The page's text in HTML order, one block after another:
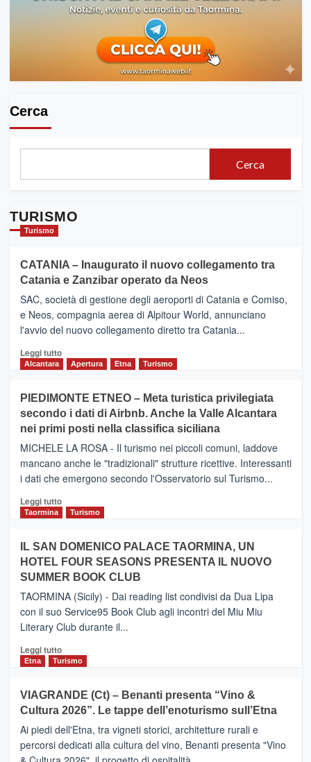
Cerca
Cerca
TURISMO
Turismo
CATANIA – Inaugurato il nuovo collegamento tra
Catania e Zanzibar operato da Neos
SAC, società di gestione degli aeroporti di Catania e Comiso,
e Neos, compagnia aerea di Alpitour World, annunciano
l'avvio del nuovo collegamento diretto tra Catania...
Leggi tuttoLeggi
CATANIA
–
Inaugurato
il
nuovo
collegamento
tra
e
Zanzibar
da
Neos
Alcantara Apertura Etna Turismo
PIEDIMONTE ETNEO – Meta turistica privilegiata
secondo i dati di Airbnb. Anche la Valle Alcantara
nei primi posti nella classifica siciliana
MICHELE LA ROSA - Il turismo nei piccoli comuni, laddove
mancano anche le "tradizionali" strutture ricettive. Interessanti
i dati che emergono secondo l'Osservatorio sul Turismo...
Leggi tuttoLeggi
PIEDIMONTE
ETNEO
–
Meta
turistica
privilegiata
secondo
dati
di
Anche
la
Alcantara
nei
Taormina Turismo
IL SAN DOMENICO PALACE TAORMINA, UN
HOTEL FOUR SEASONS PRESENTA IL NUOVO
SUMMER BOOK CLUB
TAORMINA (Sicily) - Dai reading list condivisi da Dua Lipa
con il suo Service95 Book Club agli incontri del Miu Miu
Literary Club durante il...
Leggi tuttoLeggi
di
IL
SAN
DOMENICO
PALACE
TAORMINA,
Etna Turismo
VIAGRANDE (Ct) – Benanti presenta “Vino &
Cultura 2026”. Le tappe dell’enoturismo sull’Etna
Ai piedi dell'Etna, tra vigneti storici, architetture rurali e
percorsi dedicati alla cultura del vino, Benanti presenta "Vino